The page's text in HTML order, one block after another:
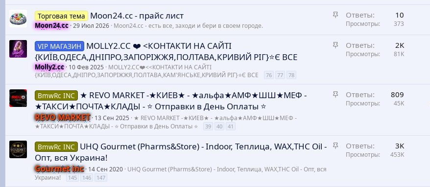
е
е
З
р
н
Торговая тема Moon24.cc - прайс лист
Moon24.cc 29 Июл 2026 Moon24.cc - есть все, заходи и бери в своем городе.
Ответы 10
Просмотры 373
З
п
VIP МАГАЗИН
MOLLY2.CC ❤️ <КОНТАКТИ НА САЙТІ
{КИЇВ,ОДЕСА,ДНІПРО,ЗАПОРІЖЖЯ,ПОЛТАВА,КРИВИЙ РІГ}⭐️Є ВСЕ
Molly2.cc 10 Фев 2025
MOLLY2.CC❤️<<КОНТАКТИ НА САЙТІ
{КИЇВ,ОДЕСА,ДНІПРО,ЗАПОРІЖЖЯ,ПОЛТАВА,КАМ'ЯНСЬКЕ,КРИВИЙ РІГ}⭐️Є ВСЕ
76 77 78
Ответы 2K
Просмотры 81K
З
п
BmwRc INC
★ REVO MARKET -★КИЕВ★ - ★альфа★АМФ★ШШ★МЕФ -
★ТАКСИ★ПОЧТА★КЛАДЫ - ⭐️ Отправки в День Оплаты ⭐️
REVO MARKET 13 Сен 2025
★ REVO MARKET -★КИЕВ★ - ★альфа★АМФ★ШШ★МЕФ -
★ТАКСИ★ПОЧТА★КЛАДЫ - ⭐️ Отправки в День Оплаты ⭐️
39 40 41
Ответы 809
Просмотры 45K
З
BmwRc INC
UHQ Gourmet (Pharms&Store) - Indoor, Теплица, WAX,THC Oil -
Опт, вся Украина!
Gourmet inc 14 Сен 2020 UHQ Gourmet (Pharms&Store) - Indoor, Теплица, WAX,THC Oil - Опт, вся
Украина!
145 146 147
Ответы 3K
Просмотры 453K